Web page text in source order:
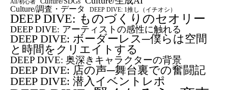
All/初心者
Culture/調査・データ DEEP DIVE: 1推し（イチオシ）
DEEP DIVE: ものづくりのセオリー
DEEP DIVE: アーティストの感性に触れる
DEEP DIVE: ボーダーレス─僕らは空間
と時間をクリエイトする
DEEP DIVE: 奥深きキャラクターの背景
DEEP DIVE: 店の声─舞台裏での奮闘記
DEEP DIVE: 潜入イベントレポ